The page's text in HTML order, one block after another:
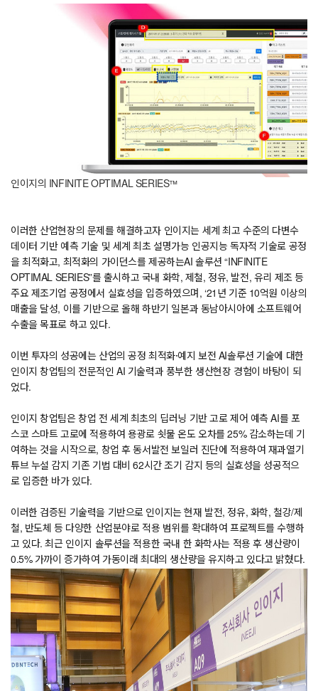
인이지의 INFINITE OPTIMAL SERIES™
이러한 산업현장의 문제를 해결하고자 인이지는 세계 최고 수준의 다변수
데이터 기반 예측 기술 및 세계 최초 설명가능 인공지능 독자적 기술로 공정
을 최적화고, 최적화의 가이던스를 제공하는AI 솔루션 “INFINITE
OPTIMAL SERIES”를 출시하고 국내 화학, 제철, 정유, 발전, 유리 제조 등
주요 제조기업 공정에서 실효성을 입증하였으며, ‘21년 기준 10억원 이상의
매출을 달성, 이를 기반으로 올해 하반기 일본과 동남아시아에 소프트웨어
수출을 목표로 하고 있다.
이번 투자의 성공에는 산업의 공정 최적화·예지 보전 AI솔루션 기술에 대한
인이지 창업팀의 전문적인 AI 기술력과 풍부한 생산현장 경험이 바탕이 되
었다.
인이지 창업팀은 창업 전 세계 최초의 딥러닝 기반 고로 제어 예측 AI를 포
스코 스마트 고로에 적용하여 용광로 쇳물 온도 오차를 25% 감소하는데 기
여하는 것을 시작으로, 창업 후 동서발전 보일러 진단에 적용하여 재과열기
튜브 누설 감지 기존 기법 대비 62시간 조기 감지 등의 실효성을 성공적으
로 입증한 바가 있다.
이러한 검증된 기술력을 기반으로 인이지는 현재 발전, 정유, 화학, 철강/제
철, 반도체 등 다양한 산업분야로 적용 범위를 확대하여 프로젝트를 수행하
고 있다. 최근 인이지 솔루션을 적용한 국내 한 화학사는 적용 후 생산량이
0.5% 가까이 증가하여 가동이래 최대의 생산량을 유지하고 있다고 밝혔다.